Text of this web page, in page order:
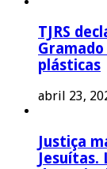
TJRS
plásticas
abril 23,
Justiça
Jesuítas.